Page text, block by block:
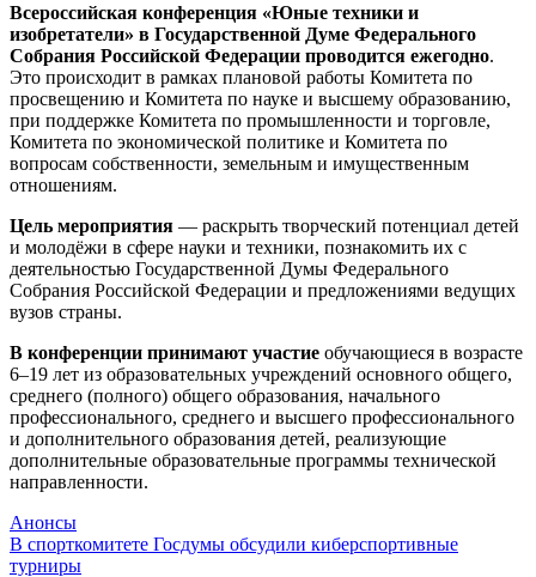
Всероссийская конференция «Юные техники и
изобретатели» в Государственной Думе Федерального
Собрания Российской Федерации проводится ежегодно.
Это происходит в рамках плановой работы Комитета по
просвещению и Комитета по науке и высшему образованию,
при поддержке Комитета по промышленности и торговле,
Комитета по экономической политике и Комитета по
вопросам собственности, земельным и имущественным
отношениям.
Цель мероприятия — раскрыть творческий потенциал детей
и молодёжи в сфере науки и техники, познакомить их с
деятельностью Государственной Думы Федерального
Собрания Российской Федерации и предложениями ведущих
вузов страны.
В конференции принимают участие обучающиеся в возрасте
6–19 лет из образовательных учреждений основного общего,
среднего (полного) общего образования, начального
профессионального, среднего и высшего профессионального
и дополнительного образования детей, реализующие
дополнительные образовательные программы технической
направленности.
Анонсы
Навигация
В спорткомитете Госдумы обсудили киберспортивные
турниры